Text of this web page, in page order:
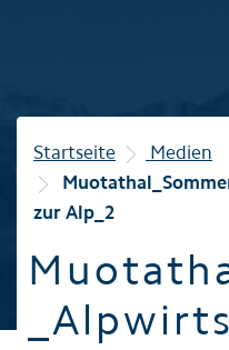
Winter
Familie
Startseite
Medien
zur Alp_2